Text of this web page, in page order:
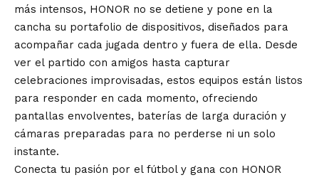
más intensos, HONOR no se detiene y pone en la
cancha su portafolio de dispositivos, diseñados para
acompañar cada jugada dentro y fuera de ella. Desde
ver el partido con amigos hasta capturar
celebraciones improvisadas, estos equipos están listos
para responder en cada momento, ofreciendo
pantallas envolventes, baterías de larga duración y
cámaras preparadas para no perderse ni un solo
instante.
Conecta tu pasión por el fútbol y gana con HONOR